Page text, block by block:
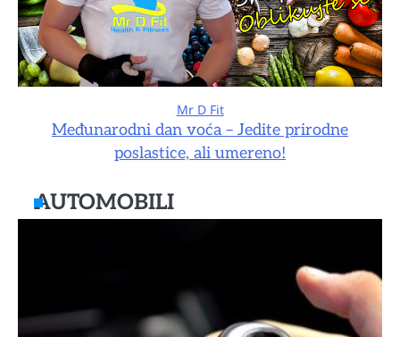
Mr D Fit
Međunarodni dan voća – Jedite prirodne
poslastice, ali umereno!
AUTOMOBILI